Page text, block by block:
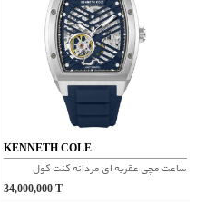
KENNETH COLE
ساعت مچی عقربه ای مردانه کنت کول
34,000,000